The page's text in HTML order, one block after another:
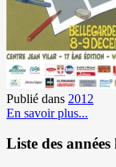
Publié dans 2012
En savoir plus...
Liste des